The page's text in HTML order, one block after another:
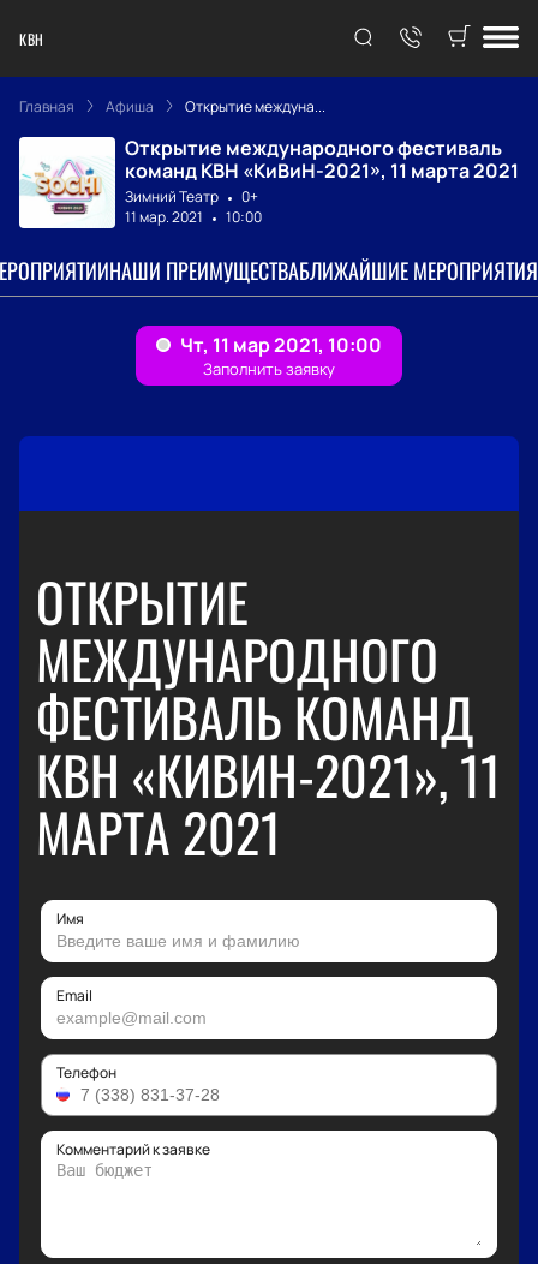
КВН
Главная Афиша Открытие междуна...
Открытие международного фестиваль
команд КВН «КиВиН-2021», 11 марта 2021
Зимний Театр
0+
11 мар. 2021
10:00
НАШИ ПРЕИМУЩЕСТВАБЛИЖАЙШИЕ МЕРОПРИЯТИЯ
ОТКРЫТИЕ
МЕЖДУНАРОДНОГО
ФЕСТИВАЛЬ КОМАНД
КВН «КИВИН-2021», 11
МАРТА 2021
Имя
Email
Телефон
Комментарий к заявке